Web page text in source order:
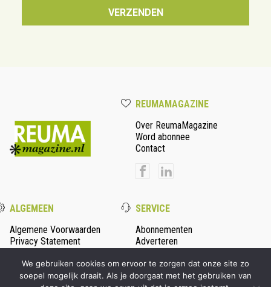
REUMAMAGAZINE
Over ReumaMagazine
Word abonnee
Contact
ALGEMEEN
Algemene Voorwaarden
Privacy Statement
SERVICE
Abonnementen
Adverteren
We gebruiken cookies om ervoor te zorgen dat onze site zo
soepel mogelijk draait. Als je doorgaat met het gebruiken van